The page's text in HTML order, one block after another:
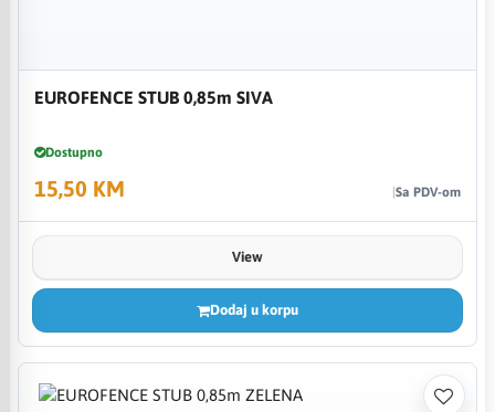
EUROFENCE STUB 0,85m SIVA
Dostupno
15,50 KM Sa PDV-om
View
Dodaj u korpu